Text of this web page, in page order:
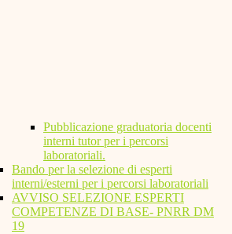
Pubblicazione graduatoria docenti
interni tutor per i percorsi
laboratoriali.
Bando per la selezione di esperti
interni/esterni per i percorsi laboratoriali
AVVISO SELEZIONE ESPERTI
COMPETENZE DI BASE- PNRR DM
19